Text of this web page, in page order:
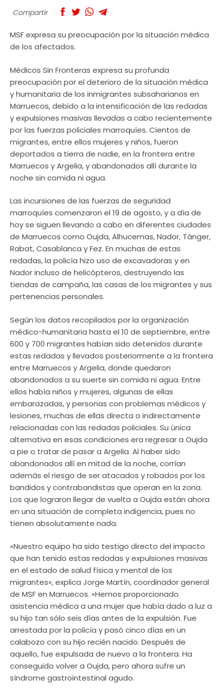
Compartir
MSF expresa su preocupación por la situación médica
de los afectados.
Médicos Sin Fronteras expresa su profunda
preocupación por el deterioro de la situación médica
y humanitaria de los inmigrantes subsaharianos en
Marruecos, debido a la intensificación de las redadas
y expulsiones masivas llevadas a cabo recientemente
por las fuerzas policiales marroquíes. Cientos de
migrantes, entre ellos mujeres y niños, fueron
deportados a tierra de nadie, en la frontera entre
Marruecos y Argelia, y abandonados allí durante la
noche sin comida ni agua.
Las incursiones de las fuerzas de seguridad
marroquíes comenzaron el 19 de agosto, y a día de
hoy se siguen llevando a cabo en diferentes ciudades
de Marruecos como Oujda, Alhucemas, Nador, Tánger,
Rabat, Casablanca y Fez. En muchas de estas
redadas, la policía hizo uso de excavadoras y en
Nador incluso de helicópteros, destruyendo las
tiendas de campaña, las casas de los migrantes y sus
pertenencias personales.
Según los datos recopilados por la organización
médico-humanitaria hasta el 10 de septiembre, entre
600 y 700 migrantes habían sido detenidos durante
estas redadas y llevados posteriormente a la frontera
entre Marruecos y Argelia, donde quedaron
abandonados a su suerte sin comida ni agua. Entre
ellos había niños y mujeres, algunas de ellas
embarazadas, y personas con problemas médicos y
lesiones, muchas de ellas directa o indirectamente
relacionadas con las redadas policiales. Su única
alternativa en esas condiciones era regresar a Oujda
a pie o tratar de pasar a Argelia. Al haber sido
abandonados allí en mitad de la noche, corrían
además el riesgo de ser atacados y robados por los
bandidos y contrabandistas que operan en la zona.
Los que lograron llegar de vuelta a Oujda están ahora
en una situación de completa indigencia, pues no
tienen absolutamente nada.
«Nuestro equipo ha sido testigo directo del impacto
que han tenido estas redadas y expulsiones masivas
en el estado de salud física y mental de los
migrantes», explica Jorge Martín, coordinador general
de MSF en Marruecos. «Hemos proporcionado
asistencia médica a una mujer que había dado a luz a
su hijo tan sólo seis días antes de la expulsión. Fue
arrestada por la policía y pasó cinco días en un
calabozo con su hijo recién nacido. Después de
aquello, fue expulsada de nuevo a la frontera. Ha
conseguido volver a Oujda, pero ahora sufre un
síndrome gastrointestinal agudo.